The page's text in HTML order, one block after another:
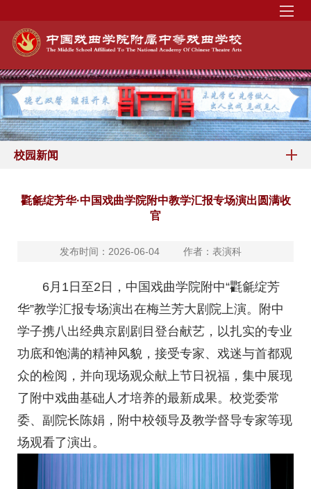
校园新闻
氍毹绽芳华·中国戏曲学院附中教学汇报专场演出圆满收
官
发布时间：2026-06-04 作者：表演科
6月1日至2日，中国戏曲学院附中“氍毹绽芳
华”教学汇报专场演出在梅兰芳大剧院上演。附中
学子携八出经典京剧剧目登台献艺，以扎实的专业
功底和饱满的精神风貌，接受专家、戏迷与首都观
众的检阅，并向现场观众献上节日祝福，集中展现
了附中戏曲基础人才培养的最新成果。校党委常
委、副院长陈娟，附中校领导及教学督导专家等现
场观看了演出。